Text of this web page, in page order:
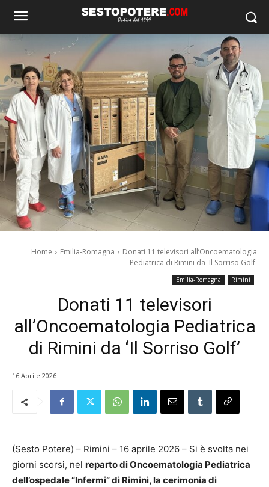
Home Emilia-Romagna
Donati 11 televisori all’Oncoematologia
Pediatrica di Rimini da 'Il Sorriso Golf'
Emilia-Romagna Rimini
Donati 11 televisori
all’Oncoematologia Pediatrica
di Rimini da ‘Il Sorriso Golf’
16 Aprile 2026
(Sesto Potere) – Rimini – 16 aprile 2026 – Si è svolta nei
giorni scorsi, nel reparto di Oncoematologia Pediatrica
dell’ospedale “Infermi” di Rimini, la cerimonia di